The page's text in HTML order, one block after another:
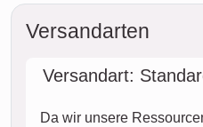
Versandarten
Versandart:
Da wir unsere